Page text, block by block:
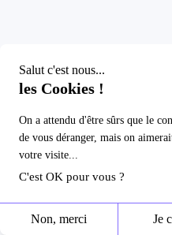
Salut c'est nous...
les Cookies !
On a attendu d'être sûrs que le
de vous déranger, mais on
votre visite...
C'est OK pour vous ?
Non, merci Je